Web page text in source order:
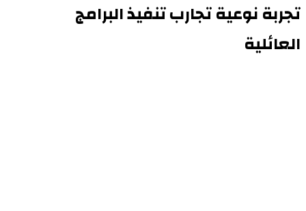
تجربة نوعية تجارب تنفيذ البرامج
العائلية